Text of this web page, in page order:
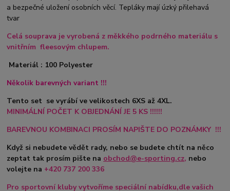
a bezpečné uložení osobních věcí. Tepláky mají úzký přilehavá
tvar
Celá souprava je vyrobená z měkkého podrného materiálu s
vnitřním fleesovým chlupem.
Materiál : 100 Polyester
Několik barevných variant !!!
Tento set se vyrábí ve velikostech 6XS až 4XL.
MINIMÁLNÍ POČET K OBJEDNÁNÍ JE 5 KS !!!!!!
BAREVNOU KOMBINACI PROSÍM NAPIŠTE DO POZNÁMKY !!!
Když si nebudete vědět rady, nebo se budete chtít na něco
zeptat tak prosím pište na obchod@e-sporting.cz, nebo
volejte na +420 737 200 336
Pro sportovní kluby vytvoříme speciální nabídku,dle vašich